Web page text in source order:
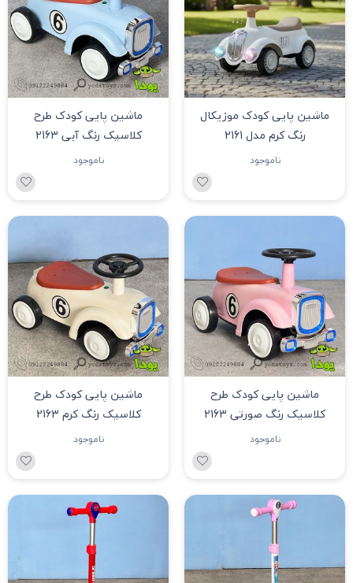
ماشین پایی کودک موزیکال
رنگ کرم مدل 2161
ناموجود
ماشین پایی کودک طرح
کلاسیک رنگ آبی 2163
ناموجود
ماشین پایی کودک طرح
کلاسیک رنگ صورتی 2163
ناموجود
ماشین پایی کودک طرح
کلاسیک رنگ کرم 2163
ناموجود